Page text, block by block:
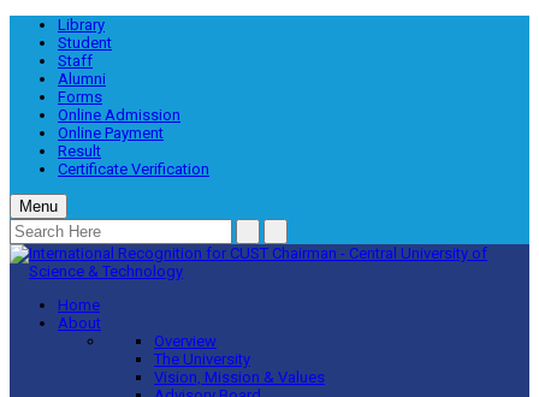
Library
Student
Staff
Alumni
Forms
Online Admission
Online Payment
Result
Certificate Verification
Menu
Home
About
Overview
The University
Vision, Mission & Values